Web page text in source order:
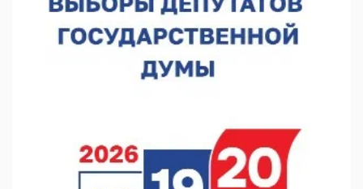
покраской телебашни
07.08.2026 11:20
В автобусах Арзамаса устанавливают терминалы оплаты